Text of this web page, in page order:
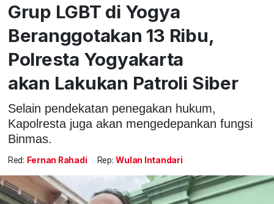
Grup LGBT di Yogya
Beranggotakan 13 Ribu,
Polresta Yogyakarta
akan Lakukan Patroli Siber
Selain pendekatan penegakan hukum,
Kapolresta juga akan mengedepankan fungsi
Binmas.
Red: Fernan Rahadi Rep: Wulan Intandari